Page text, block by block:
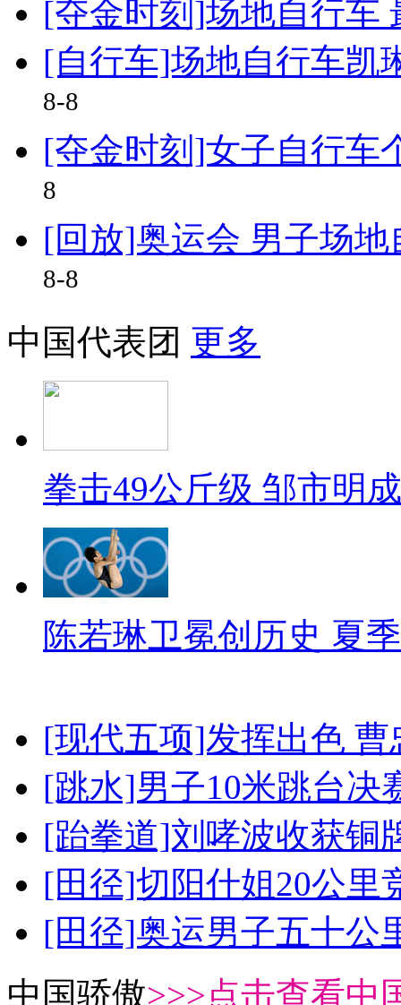
[夺金时刻]场地自行车
[自行车]场地自行车凯
8-8
[夺金时刻]女子自行车
8
[回放]奥运会 男子场
8-8
中国代表团 更多
拳击49公斤级 邹市明
陈若琳卫冕创历史 夏
[现代五项]发挥出色
[跳水]男子10米跳台决
[跆拳道]刘哮波收获铜
[田径]切阳什姐20公里
[田径]奥运男子五十公
中国骄傲>>>点击查看中